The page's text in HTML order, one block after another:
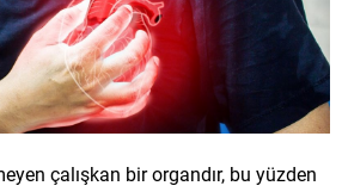
çalışkan bir organdır, bu yüzden